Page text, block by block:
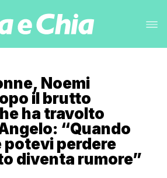
Noemi
il brutto
ha travolto
“Quando
potevi perdere
diventa rumore”